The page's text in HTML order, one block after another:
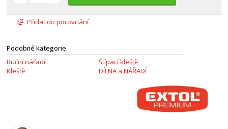
Přidat do porovnání
Podobné kategorie
Ruční nářadí
Kleště
Štípací kleště
DÍLNA a NÁŘADÍ